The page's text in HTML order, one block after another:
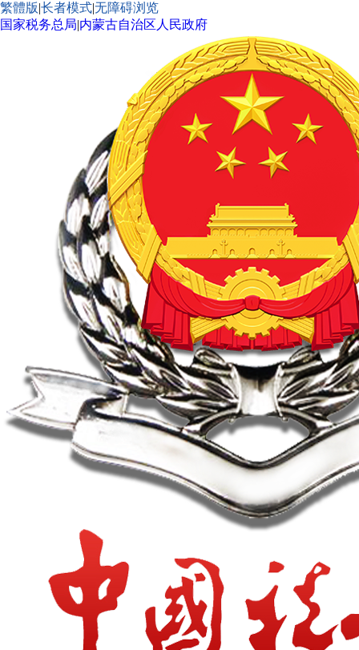
繁體版|长者模式|无障碍浏览
国家税务总局|内蒙古自治区人民政府